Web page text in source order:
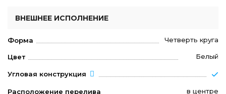
ВНЕШНЕЕ ИСПОЛНЕНИЕ
Форма Четверть круга
Цвет Белый
Угловая конструкция
Расположение перелива в центре